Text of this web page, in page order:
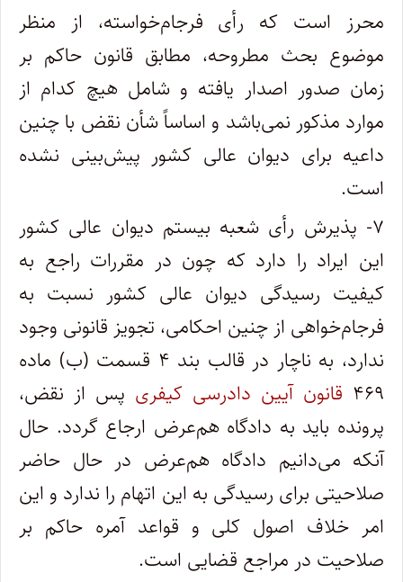
محرز است که رأی فرجام‌خواسته، از منظر
موضوع بحث مطروحه، مطابق قانون حاکم بر
زمان صدور اصدار یافته و شامل هیچ کدام از
موارد مذکور نمی‌باشد و اساساً شأن نقض با چنین
داعیه برای دیوان عالی کشور پیش‌بینی نشده
است.
۷- پذیرش رأی شعبه بیستم دیوان عالی کشور
این ایراد را دارد که چون در مقررات راجع به
کیفیت رسیدگی دیوان عالی کشور نسبت به
فرجام‌خواهی از چنین احکامی، تجویز قانونی وجود
ندارد، به ناچار در قالب بند ۴ قسمت (ب) ماده
۴۶۹ قانون آیین دادرسی کیفری پس از نقض،
پرونده باید به دادگاه هم‌عرض ارجاع گردد. حال
آنکه می‌دانیم دادگاه هم‌عرض در حال حاضر
صلاحیتی برای رسیدگی به این اتهام را ندارد و این
امر خلاف اصول کلی و قواعد آمره حاکم بر
صلاحیت در مراجع قضایی است.